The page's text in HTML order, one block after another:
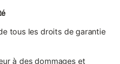
tous les droits de garantie
à des dommages et